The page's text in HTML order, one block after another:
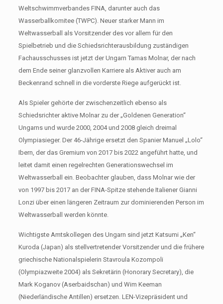
Weltschwimmverbandes FINA, darunter auch das
Wasserballkomitee (TWPC). Neuer starker Mann im
Weltwasserball als Vorsitzender des vor allem für den
Spielbetrieb und die Schiedsrichterausbildung zuständigen
Fachausschusses ist jetzt der Ungarn Tamas Molnar, der nach
dem Ende seiner glanzvollen Karriere als Aktiver auch am
Beckenrand schnell in die vorderste Riege aufgerückt ist.
Als Spieler gehörte der zwischenzeitlich ebenso als
Schiedsrichter aktive Molnar zu der „Goldenen Generation“
Ungarns und wurde 2000, 2004 und 2008 gleich dreimal
Olympiasieger. Der 46-Jährige ersetzt den Spanier Manuel „Lolo“
Ibern, der das Gremium von 2017 bis 2022 angeführt hatte, und
leitet damit einen regelrechten Generationswechsel im
Weltwasserball ein. Beobachter glauben, dass Molnar wie der
von 1997 bis 2017 an der FINA-Spitze stehende Italiener Gianni
Lonzi über einen längeren Zeitraum zur dominierenden Person im
Weltwasserball werden könnte.
Wichtigste Amtskollegen des Ungarn sind jetzt Katsumi „Ken“
Kuroda (Japan) als stellvertretender Vorsitzender und die frühere
griechische Nationalspielerin Stavroula Kozompoli
(Olympiazweite 2004) als Sekretärin (Honorary Secretary), die
Mark Koganov (Aserbaidschan) und Wim Keeman
(Niederländische Antillen) ersetzen. LEN-Vizepräsident und